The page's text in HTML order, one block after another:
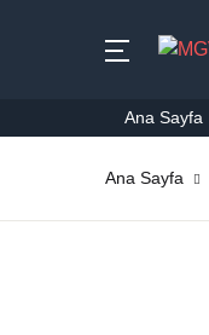
Ana Sayfa
Ana Sayfa